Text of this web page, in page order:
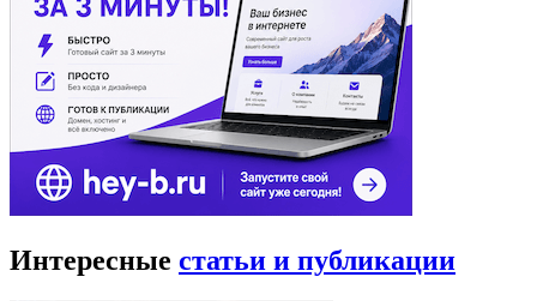
Интересные статьи и публикации